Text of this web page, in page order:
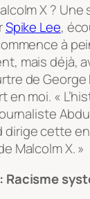
X ? Une
Spike Lee,
à
mais déjà,
de George
en moi. «
dirige cette
Malcolm X. »
Racisme